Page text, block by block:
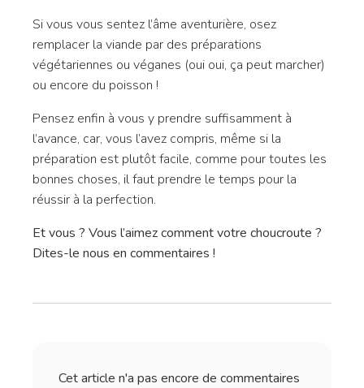
Si vous vous sentez l’âme aventurière, osez
remplacer la viande par des préparations
végétariennes ou véganes (oui oui, ça peut marcher)
ou encore du poisson !
Pensez enfin à vous y prendre suffisamment à
l’avance, car, vous l’avez compris, même si la
préparation est plutôt facile, comme pour toutes les
bonnes choses, il faut prendre le temps pour la
réussir à la perfection.
Et vous ? Vous l’aimez comment votre choucroute ?
Dites-le nous en commentaires !
Cet article n'a pas encore de commentaires